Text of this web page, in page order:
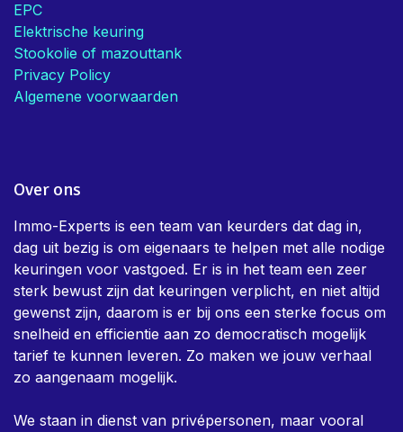
EPC
Elektrische keuring
Stookolie of mazouttank
Privacy Policy
Algemene voorwaarden
Over ons
Immo-Experts is een team van keurders dat dag in,
dag uit bezig is om eigenaars te helpen met alle nodige
keuringen voor vastgoed. Er is in het team een zeer
sterk bewust zijn dat keuringen verplicht, en niet altijd
gewenst zijn, daarom is er bij ons een sterke focus om
snelheid en efficientie aan zo democratisch mogelijk
tarief te kunnen leveren. Zo maken we jouw verhaal
zo aangenaam mogelijk.
We staan in dienst van privépersonen, maar vooral